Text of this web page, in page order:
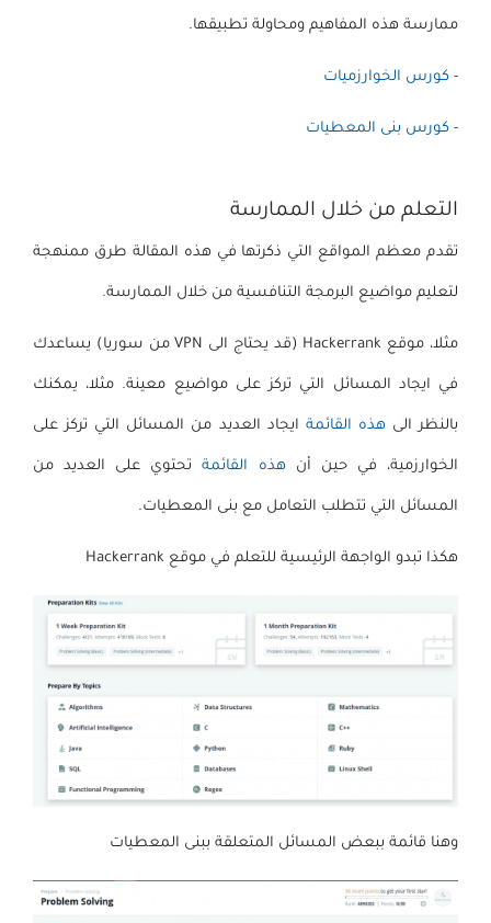
ممارسة هذه المفاهيم ومحاولة تطبيقها.
- كورس الخوارزميات
- كورس بنى المعطيات
التعلم من خلال الممارسة
تقدم معظم المواقع التي ذكرتها في هذه المقالة طرق ممنهجة
لتعليم مواضيع البرمجة التنافسية من خلال الممارسة.
مثلا، موقع Hackerrank (قد يحتاج الى VPN من سوريا) يساعدك
في ايجاد المسائل التي تركز على مواضيع معينة. مثلا، يمكنك
بالنظر الى هذه القائمة ايجاد العديد من المسائل التي تركز على
الخوارزمية، في حين أن هذه القائمةتحتوي على العديد من
المسائل التي تتطلب التعامل مع بنى المعطيات.
هكذا تبدو الواجهة الرئيسية للتعلم في موقع Hackerrank
وهنا قائمة ببعض المسائل المتعلقة ببنى المعطيات